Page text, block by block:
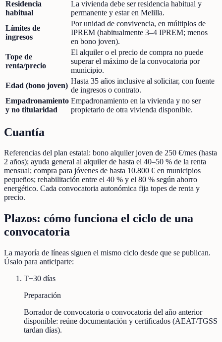
Residencia
habitual
La vivienda debe ser residencia habitual y
permanente y estar en Melilla.
Límites de
ingresos
Por unidad de convivencia, en múltiplos de
IPREM (habitualmente 3–4 IPREM; menos
en bono joven).
Tope de
renta/precio
El alquiler o el precio de compra no puede
superar el máximo de la convocatoria por
municipio.
Edad (bono joven)
Hasta 35 años inclusive al solicitar, con fuente
de ingresos o contrato.
Empadronamiento
y no titularidad
Empadronamiento en la vivienda y no ser
propietario de otra vivienda disponible.
Cuantía
Referencias del plan estatal: bono alquiler joven de 250 €/mes (hasta
2 años); ayuda general al alquiler de hasta el 40–50 % de la renta
mensual; compra para jóvenes de hasta 10.800 € en municipios
pequeños; rehabilitación entre el 40 % y el 80 % según ahorro
energético. Cada convocatoria autonómica fija topes de renta y
precio.
Plazos: cómo funciona el ciclo de una
convocatoria
La mayoría de líneas siguen el mismo ciclo desde que se publican.
Úsalo para anticiparte:
T−30 días
Preparación
Borrador de convocatoria o convocatoria del año anterior
disponible: reúne documentación y certificados (AEAT/TGSS
tardan días).